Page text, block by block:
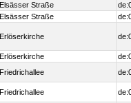
Elsässer Straße
Elsässer Straße
Erlöserkirche
Erlöserkirche
Friedrichallee
Friedrichallee